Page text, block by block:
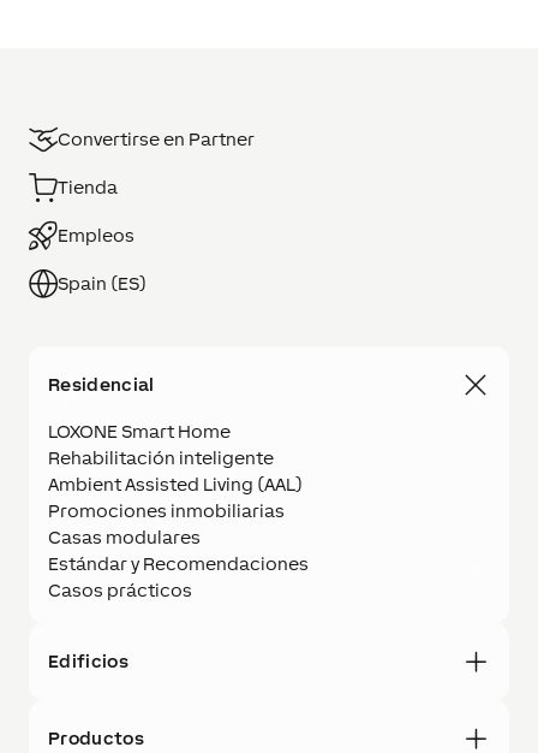
Rehabilitación inteligente
Ambient Assisted Living (AAL)
Promociones inmobiliarias
Casas modulares
Estándar y Recomendaciones
Casos prácticos